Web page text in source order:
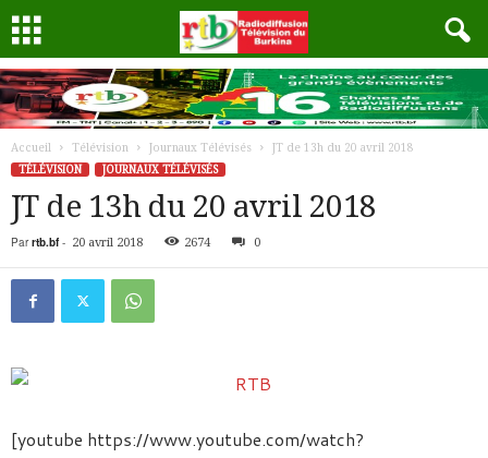
Accueil Télévision Journaux Télévisés
JT de 13h du 20 avril 2018
TÉLÉVISION
JOURNAUX TÉLÉVISÉS
JT de 13h du 20 avril 2018
Par rtb.bf- 20 avril 2018 2674 0
[youtube https://www.youtube.com/watch?